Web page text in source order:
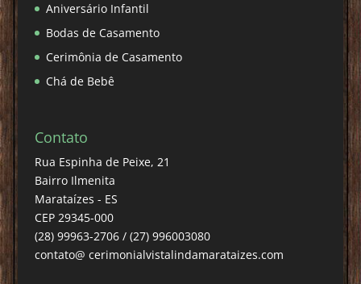
Aniversário Infantil
Bodas de Casamento
Cerimônia de Casamento
Chá de Bebê
Contato
Rua Espinha de Peixe, 21
Bairro Ilmenita
Marataízes - ES
CEP 29345-000
(28) 99963-2706 / (27) 996003080
contato@ cerimonialvistalindamarataizes.com